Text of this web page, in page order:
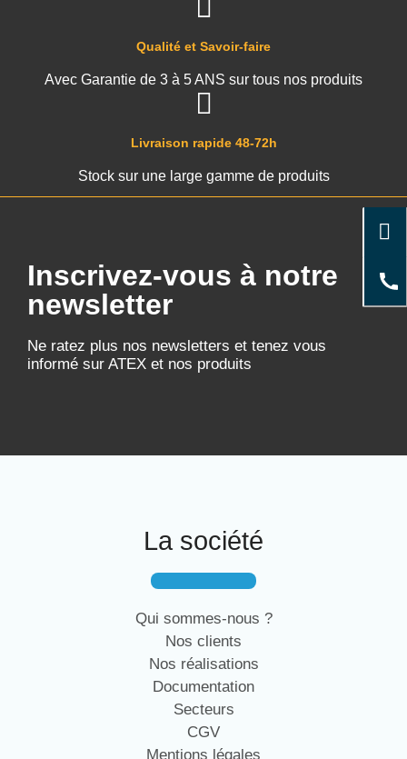
Livraison rapide 48-72h
Stock sur une large gamme de produits
Qualité et Savoir-faire
Avec Garantie de 3 à 5 ANS sur tous nos produits
Inscrivez-vous à notre
newsletter
Ne ratez plus nos newsletters et tenez vous
informé sur ATEX et nos produits
La société
Qui sommes-nous ?
Nos clients
Nos réalisations
Documentation
Secteurs
CGV
Mentions légales